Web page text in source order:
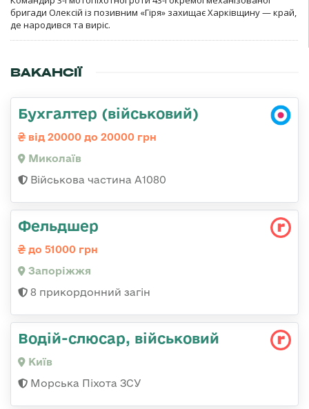
бригади Олексій із позивним «Гіря» захищає Харківщину — край,
де народився та виріс.
ВАКАНСІЇ
Бухгалтер (військовий)
від 20000 до 20000 грн
Миколаїв
Військова частина А1080
Фельдшер
до 51000 грн
Запоріжжя
8 прикордонний загін
Водій-слюсаp, військовий
Київ
Морська Піхота ЗСУ